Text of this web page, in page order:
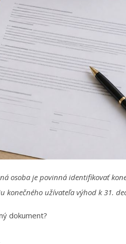
osoba je povinná identifikovať
užívateľa výhod k 31.
dokument?